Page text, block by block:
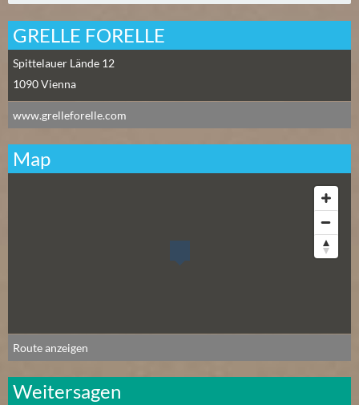
GRELLE FORELLE
Spittelauer Lände 12
1090Vienna
www.grelleforelle.com
Map
Route anzeigen
Weitersagen